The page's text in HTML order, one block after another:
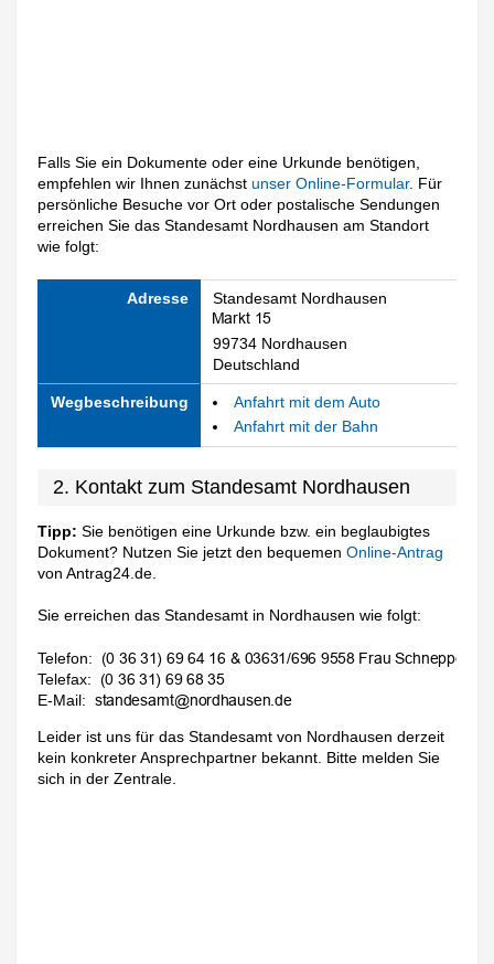
Falls Sie ein Dokumente oder eine Urkunde benötigen,
empfehlen wir Ihnen zunächstunser Online-Formular. Für
persönliche Besuche vor Ort oder postalische Sendungen
erreichen Sie das Standesamt Nordhausen am Standort
wie folgt:
Adresse Standesamt Nordhausen
99734 Nordhausen
Deutschland
Wegbeschreibung
Anfahrt mit dem Auto
Anfahrt mit der Bahn
2. Kontakt zum Standesamt Nordhausen
Tipp: Sie benötigen eine Urkunde bzw. ein beglaubigtes
Dokument? Nutzen Sie jetzt den bequemenOnline-Antrag
von Antrag24.de.
Sie erreichen das Standesamt in Nordhausen wie folgt:
Telefon:
Telefax:
E-Mail:
Leider ist uns für das Standesamt von Nordhausen derzeit
kein konkreter Ansprechpartner bekannt. Bitte melden Sie
sich in der Zentrale.